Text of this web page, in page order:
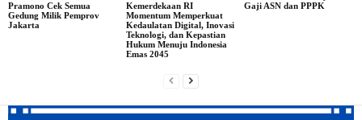
Pramono Cek Semua
Gedung Milik Pemprov
Jakarta
Kemerdekaan RI
Momentum Memperkuat
Kedaulatan Digital, Inovasi
Teknologi, dan Kepastian
Hukum Menuju Indonesia
Emas 2045
Gaji ASN dan PPPK